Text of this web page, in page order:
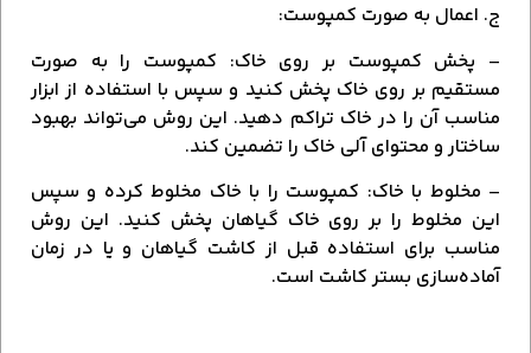
ج. اعمال به صورت کمپوست:
– پخش کمپوست بر روی خاک: کمپوست را به صورت
مستقیم بر روی خاک پخش کنید و سپس با استفاده از ابزار
مناسب آن را در خاک تراکم دهید. این روش می‌تواند بهبود
ساختار و محتوای آلی خاک را تضمین کند.
– مخلوط با خاک: کمپوست را با خاک مخلوط کرده و سپس
این مخلوط را بر روی خاک گیاهان پخش کنید. این روش
مناسب برای استفاده قبل از کاشت گیاهان و یا در زمان
آماده‌سازی بستر کاشت است.